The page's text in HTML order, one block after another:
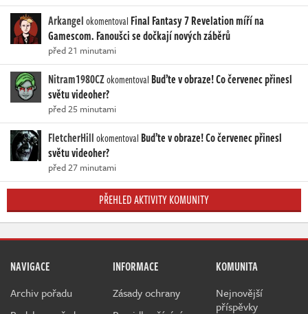
Arkangelokomentoval Final Fantasy 7 Revelation míří na
Gamescom. Fanoušci se dočkají nových záběrů
před 21 minutami
Nitram1980CZokomentoval Buďte v obraze! Co červenec přinesl
světu videoher?
před 25 minutami
FletcherHillokomentoval Buďte v obraze! Co červenec přinesl
světu videoher?
před 27 minutami
PŘEHLED AKTIVITY KOMUNITY
NAVIGACE
Archiv pořadu
INFORMACE
Zásady ochrany
KOMUNITA
Nejnovější
příspěvky